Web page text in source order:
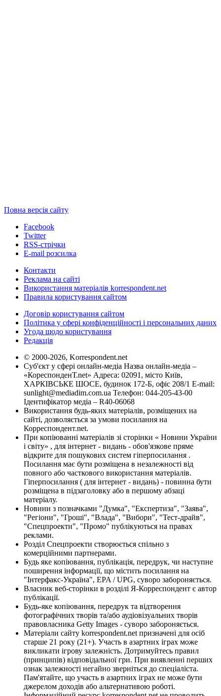
Повна версія сайту
Facebook
Twitter
RSS-стрічки
E-mail розсилка
Контакти
Реклама на сайті
Використання матеріалів korrespondent.net
Правила користування сайтом
Договір користування сайтом
Політика у сфері конфіденційності і персональних даних
Угода щодо користування
Редакція
© 2000-2026, Korrespondent.net
Суб'єкт у сфері онлайн-медіа Назва онлайн-медіа –
«КореспонденТ.net» Адреса: 02091, місто Київ,
ХАРКІВСЬКЕ ШОСЕ, будинок 172-Б, офіс 208/1 E-mail:
sunlight@mediadim.com.ua Телефон: 044-205-43-00
Ідентифікатор медіа – R40-06068
Використання будь-яких матеріалів, розміщених на
сайті, дозволяється за умови посилання на
Корреспондент.net.
При копіюванні матеріалів зі сторінки « Новини України
і світу» , для інтернет - видань - обов'язкове пряме
відкрите для пошукових систем гіперпосилання .
Посилання має бути розміщена в незалежності від
повного або часткового використання матеріалів.
Гіперпосилання ( для інтернет - видань) - повинна бути
розміщена в підзаголовку або в першому абзаці
матеріалу.
Новини з позначками "Думка", "Експертиза", "Заява",
"Регіони", "Гроші", "Влада", "Вибори", "Тест-драйв",
"Спецпроекти", "Промо" публікуються на правах
реклами.
Розділ Спецпроекти створюється спільно з
комерційними партнерами.
Будь яке копіювання, публікація, передрук, чи наступне
поширення інформації, що містить посилання на
"Інтерфакс-Україна", EPA / UPG, суворо забороняється.
Власник веб-сторінки в розділі Я-Корреспондент є автор
публікації.
Будь-яке копіювання, передрук та відтворення
фотографічних творів та/або аудіовізуальних творів
правовласника Getty Images - суворо забороняється.
Матеріали сайту korrespondent.net призначені для осіб
старше 21 року (21+). Участь в азартних іграх може
викликати ігрову залежність. Дотримуйтесь правил
(принципів) відповідальної гри. При виявленні перших
ознак залежності негайно зверніться до спеціаліста.
Пам'ятайте, що участь в азартних іграх не може бути
джерелом доходів або альтернативою роботі.